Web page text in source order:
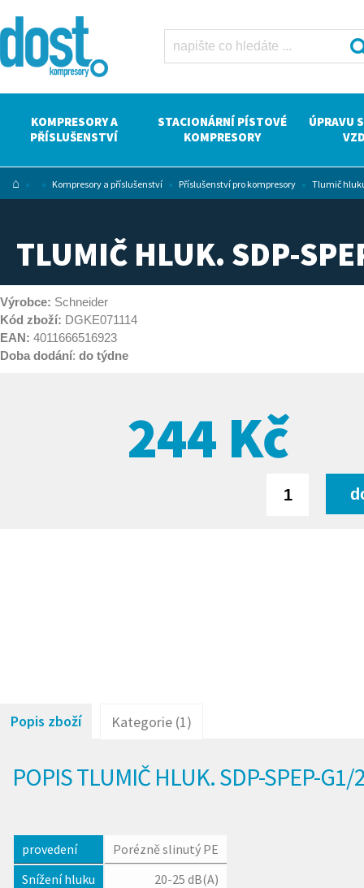
Tlumič hluk.
SDP-SPEP-
G1/2a Dost -
kompresory
Atlas Copco
KOMPRESORY A
PŘÍSLUŠENSTVÍ
STACIONÁRNÍ PÍSTOVÉ
KOMPRESORY
ÚPRAVU
⌂ » » Kompresory a příslušenství » Příslušenství pro kompresory » Tlumič
TLUMIČ HLUK. SDP-
Výrobce: Schneider
Kód zboží: DGKE071114
EAN: 4011666516923
Doba dodání: do týdne
244 Kč
Popis zboží Kategorie (1)
POPIS TLUMIČ HLUK. SDP-SPEP-G1/
provedení
Porézně slinutý PE
Snížení hluku
20-25 dB(A)